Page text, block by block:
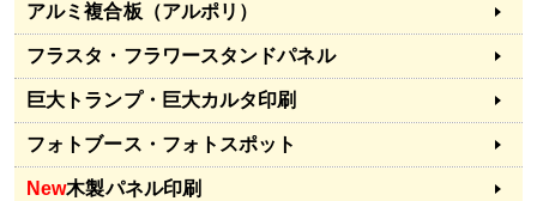
アルミ複合板（アルポリ）
フラスタ・フラワースタンドパネル
巨大トランプ・巨大カルタ印刷
フォトブース・フォトスポット
New木製パネル印刷